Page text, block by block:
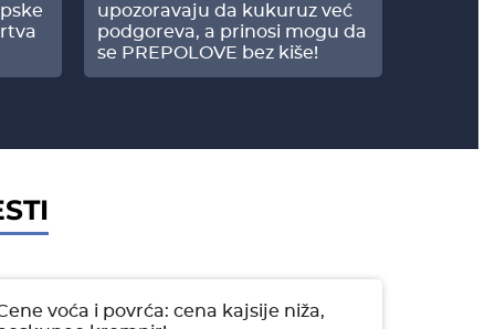
upozoravaju da kukuruz već
podgoreva, a prinosi mogu da
se PREPOLOVE bez kiše!
voća i povrća: cena kajsije niža,